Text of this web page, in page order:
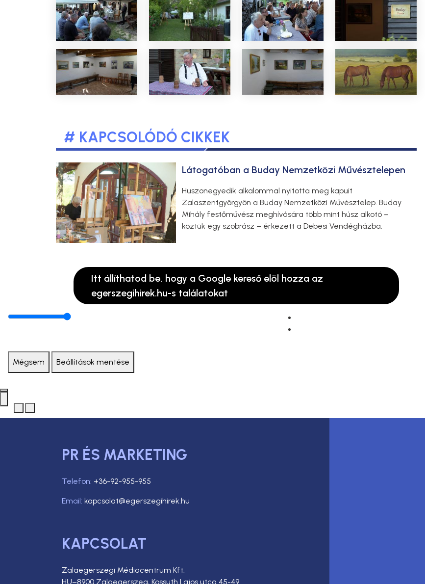
# KAPCSOLÓDÓ CIKKEK
Látogatóban a Buday Nemzetközi Művésztelepen
Huszonegyedik alkalommal nyitotta meg kapuit
Zalaszentgyörgyön a Buday Nemzetközi Művésztelep. Buday
Mihály festőművész meghívására több mint húsz alkotó –
köztük egy szobrász – érkezett a Debesi Vendégházba.
Itt állíthatod be, hogy a Google kereső elöl hozza az
egerszegihirek.hu-s találatokat
Mégsem Beállítások mentése
PR ÉS MARKETING
Telefon: +36-92-955-955
Email: kapcsolat@egerszegihirek.hu
KAPCSOLAT
Zalaegerszegi Médiacentrum Kft.
HU–8900 Zalaegerszeg, Kossuth Lajos utca 45-49.